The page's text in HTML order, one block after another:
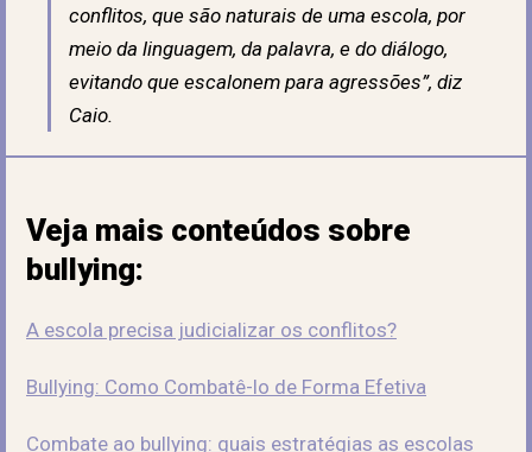
conflitos, que são naturais de uma escola, por
meio da linguagem, da palavra, e do diálogo,
evitando que escalonem para agressões”, diz
Caio.
Veja mais conteúdos sobre
bullying:
A escola precisa judicializar os conflitos?
Bullying: Como Combatê-lo de Forma Efetiva
Combate ao bullying: quais estratégias as escolas